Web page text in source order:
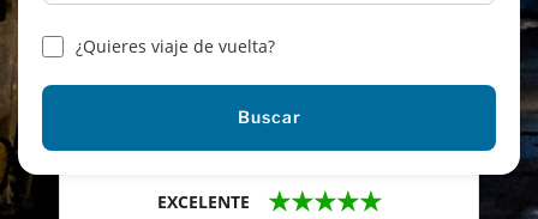
¿Quieres viaje de vuelta?
Buscar
EXCELENTE ★★★★★